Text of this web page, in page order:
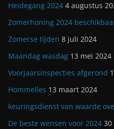
Heidegang 2024 4 augustus
Zomerhoning 2024
Zomerse tijden 8 juli 2024
Maandag wasdag 13 mei 2024
Voorjaarsinspecties afgerond
Hommelles 13 maart 2024
keuringsdienst van waarde
De beste wensen voor 2024 30